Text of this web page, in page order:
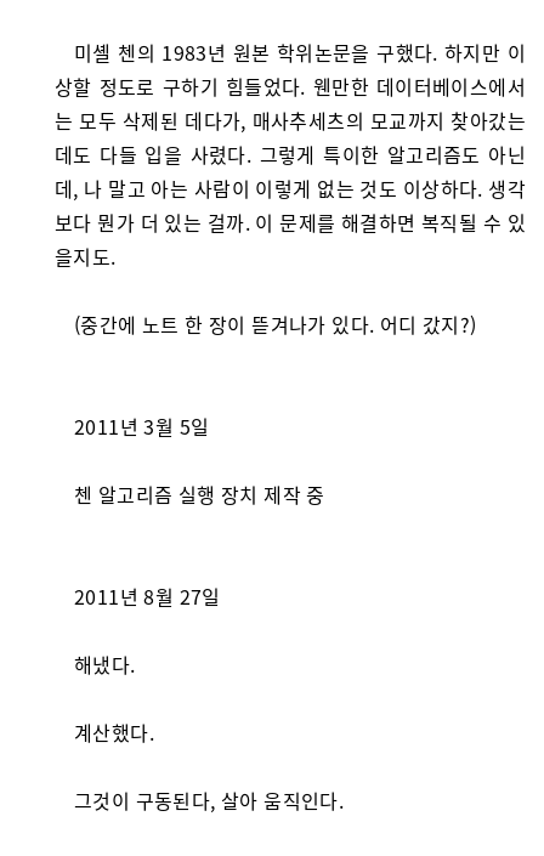
미셸 첸의 1983년 원본 학위논문을 구했다. 하지만 이
상할 정도로 구하기 힘들었다. 웬만한 데이터베이스에서
는 모두 삭제된 데다가, 매사추세츠의 모교까지 찾아갔는
데도 다들 입을 사렸다. 그렇게 특이한 알고리즘도 아닌
데, 나 말고 아는 사람이 이렇게 없는 것도 이상하다. 생각
보다 뭔가 더 있는 걸까. 이 문제를 해결하면 복직될 수 있
을지도.
(중간에 노트 한 장이 뜯겨나가 있다. 어디 갔지?)
2011년 3월 5일
첸 알고리즘 실행 장치 제작 중
2011년 8월 27일
해냈다.
계산했다.
그것이 구동된다, 살아 움직인다.